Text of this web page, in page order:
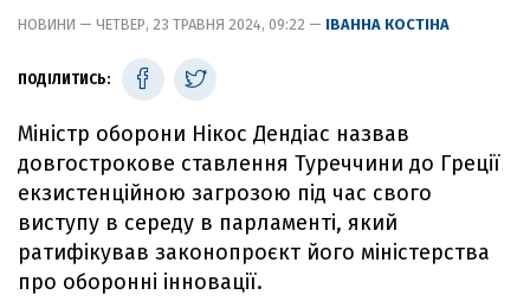
НОВИНИ — ЧЕТВЕР, 23 ТРАВНЯ 2024, 09:22 — ІВАННА КОСТІНА
ПОДІЛИТИСЬ:
Міністр оборони Нікос Дендіас назвав
довгострокове ставлення Туреччини до Греції
екзистенційною загрозою під час свого
виступу в середу в парламенті, який
ратифікував законопроєкт його міністерства
про оборонні інновації.